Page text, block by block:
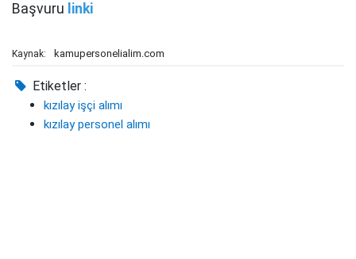
Başvuru linki
Kaynak: kamupersonelialim.com
Etiketler :
kızılay işçi alımı
kızılay personel alımı